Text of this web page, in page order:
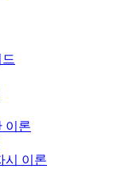
이론
시 이론